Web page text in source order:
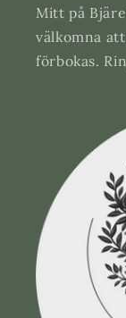
Mitt på
välkomna
förbokas.